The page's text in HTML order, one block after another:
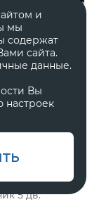
5 дв.
и
мы
содержат
сайта.
данные.
Вы
настроек